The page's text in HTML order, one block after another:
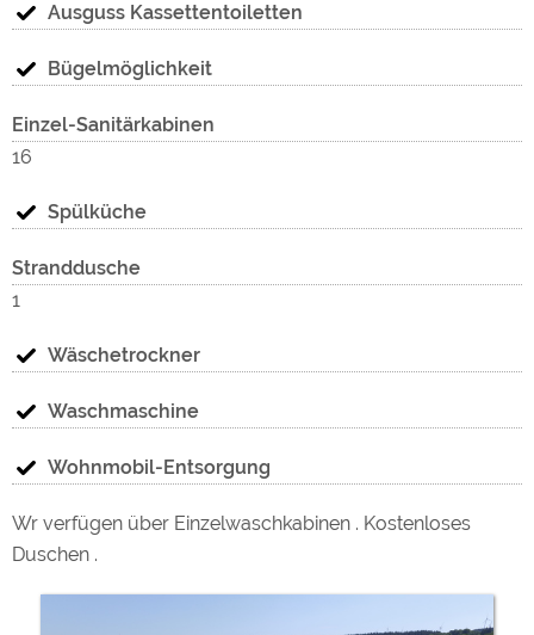
Ausguss Kassettentoiletten
Bügelmöglichkeit
Einzel-Sanitärkabinen
16
Spülküche
Stranddusche
1
Wäschetrockner
Waschmaschine
Wohnmobil-Entsorgung
Wr verfügen über Einzelwaschkabinen . Kostenloses
Duschen .